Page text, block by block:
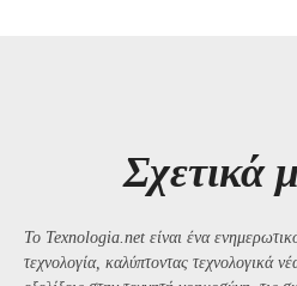
Σχετικά
Το Texnologia.net είναι ένα
τεχνολογία, καλύπτοντας τεχνολογικά